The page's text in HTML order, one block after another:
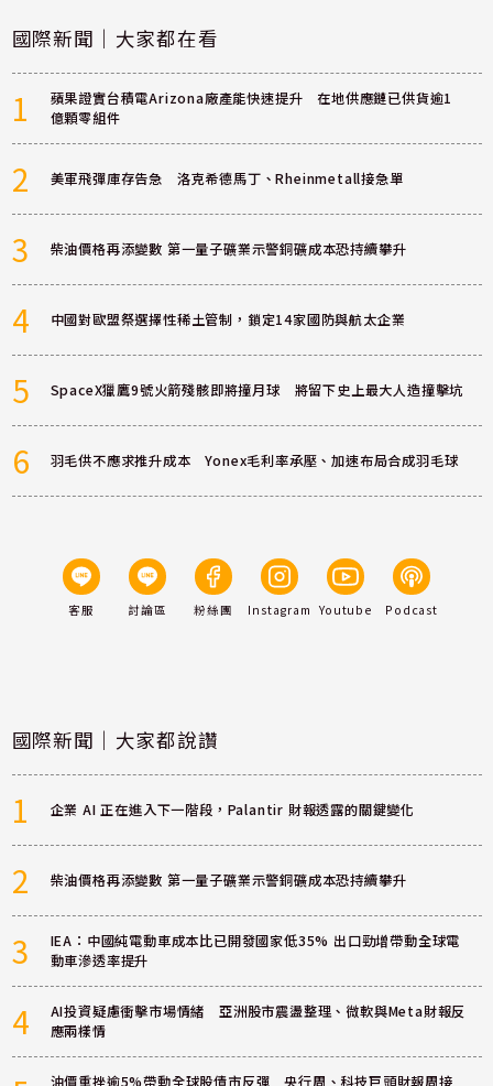
國際新聞｜大家都在看
1
蘋果證實台積電Arizona廠產能快速提升 在地供應鏈已供貨逾1
億顆零組件
2 美軍飛彈庫存告急 洛克希德馬丁、Rheinmetall接急單
3 柴油價格再添變數 第一量子礦業示警銅礦成本恐持續攀升
4 中國對歐盟祭選擇性稀土管制，鎖定14家國防與航太企業
5 SpaceX獵鷹9號火箭殘骸即將撞月球 將留下史上最大人造撞擊坑
6 羽毛供不應求推升成本 Yonex毛利率承壓、加速布局合成羽毛球
客服 討論區 粉絲團 Instagram Youtube Podcast
國際新聞｜大家都說讚
1 企業 AI 正在進入下一階段，Palantir 財報透露的關鍵變化
2 柴油價格再添變數 第一量子礦業示警銅礦成本恐持續攀升
3
IEA：中國純電動車成本比已開發國家低35% 出口勁增帶動全球電
動車滲透率提升
4
AI投資疑慮衝擊市場情緒 亞洲股市震盪整理、微軟與Meta財報反
應兩樣情
油價重挫逾5%帶動全球股債市反彈 央行周、科技巨頭財報周接